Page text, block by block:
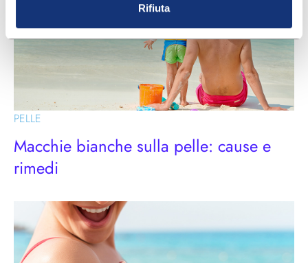
Rifiuta
PELLE
Macchie bianche sulla pelle: cause e
rimedi